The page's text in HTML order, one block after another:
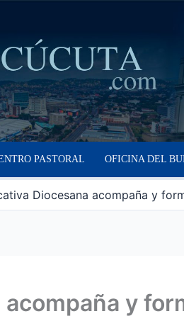
PASTORAL OFICINA DEL
Diocesana acompaña y
y